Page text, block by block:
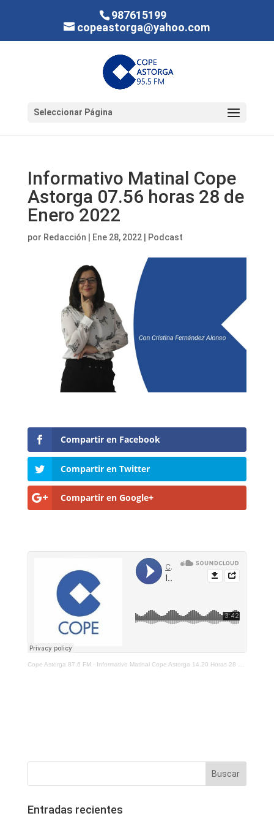
987615199
copeastorga@yahoo.com
Seleccionar Página
Informativo Matinal Cope
Astorga 07.56 horas 28 de
Enero 2022
por Redacción Ene 28, 2022| Podcast
Compartir en Facebook
Compartir en Twitter
Compartir en Google+
Cope Astorga 87.6 FM· Informativo Matinal Cope Astorga 14.20 Horas 28 de Enero 2022
Entradas recientes